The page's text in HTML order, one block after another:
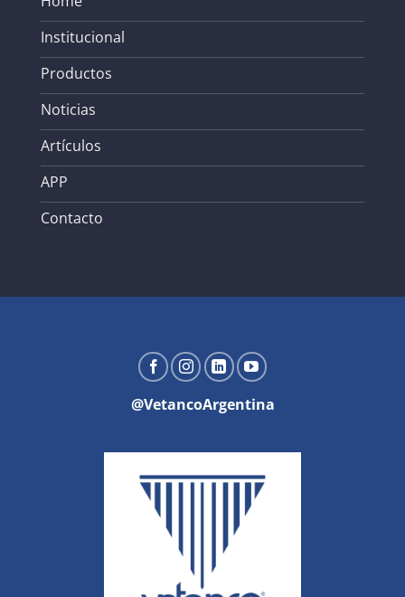
Institucional
Productos
Noticias
Artículos
APP
Contacto
@VetancoArgentina